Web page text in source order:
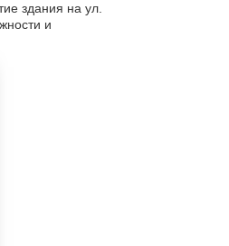
здания на ул.
и